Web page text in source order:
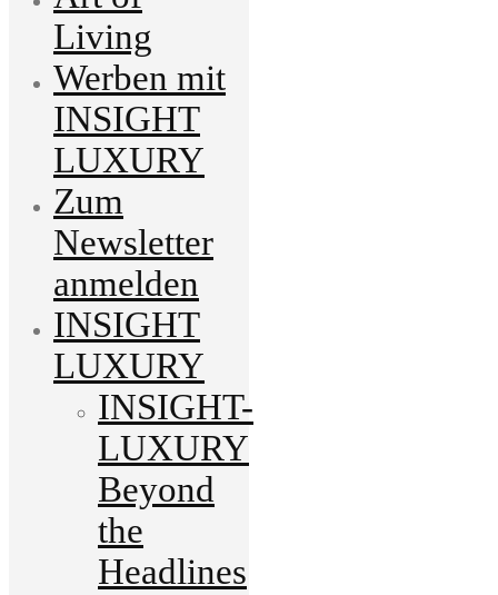
Living
Werben mit
INSIGHT
LUXURY
Zum
Newsletter
anmelden
INSIGHT
LUXURY
INSIGHT-
LUXURY
Beyond
the
Headlines